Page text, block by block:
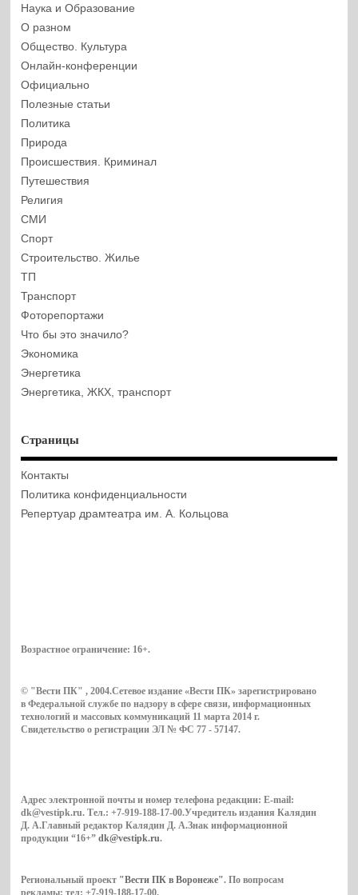
Наука и Образование
О разном
Общество. Культура
Онлайн-конференции
Официально
Полезные статьи
Политика
Природа
Происшествия. Криминал
Путешествия
Религия
СМИ
Спорт
Строительство. Жилье
ТП
Транспорт
Фоторепортажи
Что бы это значило?
Экономика
Энергетика
Энергетика, ЖКХ, транспорт
Страницы
Контакты
Политика конфиденциальности
Репертуар драмтеатра им. А. Кольцова
Возрастное ограничение: 16+.
© "Вести ПК" , 2004.Сетевое издание «Вести ПК» зарегистрировано
в Федеральной службе по надзору в сфере связи, информационных
технологий и массовых коммуникаций 11 марта 2014 г.
Свидетельство о регистрации ЭЛ № ФС 77 - 57147.
Адрес электронной почты и номер телефона редакции: E-mail:
dk@vestipk.ru. Тел.: +7-919-188-17-00.Учредитель издания Калядин
Д. А.Главный редактор Калядин Д. А.Знак информационной
продукции “16+”dk@vestipk.ru.
Региональный проект "Вести ПК в Воронеже". По вопросам
рекламы: тел: +7-919-188-17-00.